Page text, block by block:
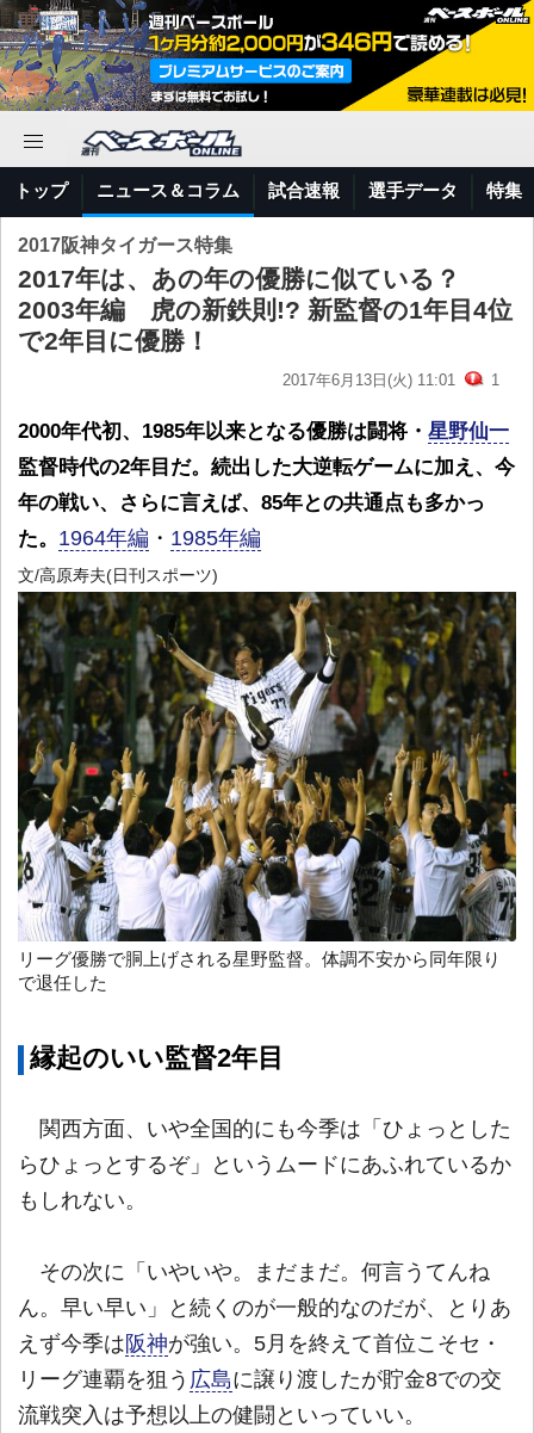
トップ ニュース＆コラム 試合速報 選手データ 特集
2017阪神タイガース特集
2017年は、あの年の優勝に似ている？
2003年編 虎の新鉄則!? 新監督の1年目4位
で2年目に優勝！
2017年6月13日(火) 11:01 1
2000年代初、1985年以来となる優勝は闘将・ 星野仙一
監督時代の2年目だ。続出した大逆転ゲームに加え、今
年の戦い、さらに言えば、85年との共通点も多かっ
た。 1964年編 ・ 1985年編
文/高原寿夫(日刊スポーツ)
リーグ優勝で胴上げされる星野監督。体調不安から同年限り
で退任した
縁起のいい監督2年目
関西方面、いや全国的にも今季は「ひょっとした
らひょっとするぞ」というムードにあふれているか
もしれない。
その次に「いやいや。まだまだ。何言うてんね
ん。早い早い」と続くのが一般的なのだが、とりあ
えず今季は阪神が強い。5月を終えて首位こそセ・
リーグ連覇を狙う 広島に譲り渡したが貯金8での交
流戦突入は予想以上の健闘といっていい。